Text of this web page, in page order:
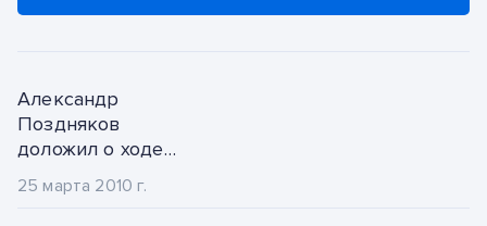
2020
2019
март
апрель
Александр
Поздняков
доложил о ходе
строительства
пунктов пропуска,
25 марта 2010 г.